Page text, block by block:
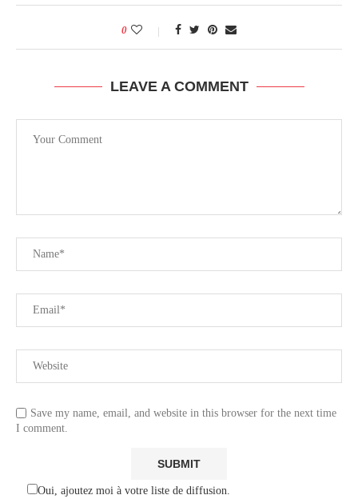
0
LEAVE A COMMENT
Save my name, email, and website in this browser for the next time
I comment.
Oui, ajoutez moi à votre liste de diffusion.